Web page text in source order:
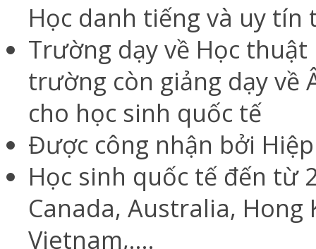
Học danh tiếng và uy tín
Trường dạy về Học
trường còn giảng dạy về
cho học sinh quốc tế
Được công nhận bởi
Học sinh quốc tế đến từ
Canada, Australia, Hong
Vietnam,....